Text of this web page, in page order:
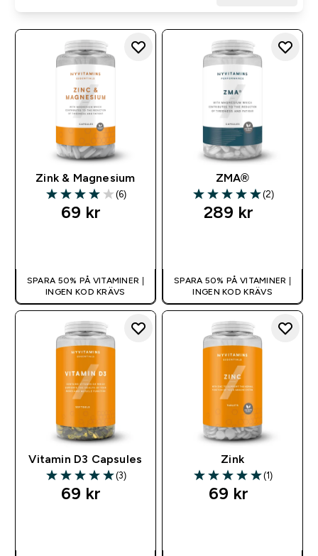
Zink & Magnesium
4 out of 5 stars
(6)
69 kr‎
SPARA 50% PÅ VITAMINER |
INGEN KOD KRÄVS
ZMA®
5 out of 5 stars
(2)
289 kr‎
SPARA 50% PÅ VITAMINER |
INGEN KOD KRÄVS
Vitamin D3 Capsules
5 out of 5 stars
(3)
69 kr‎
Zink
5 out of 5 stars
(1)
69 kr‎